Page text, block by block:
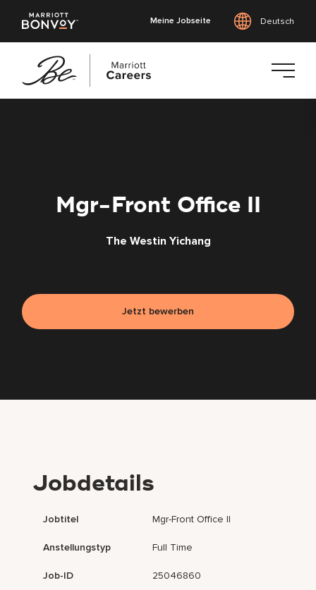
Meine Jobseite Deutsch
Mgr-Front Office II
The Westin Yichang
Jetzt bewerben
Jobdetails
Jobtitel Mgr-Front Office II
Anstellungstyp Full Time
Job-ID 25046860